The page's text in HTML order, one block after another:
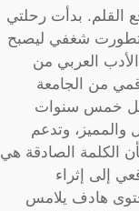
القلم. بدأت رحلتي
شغفي ليصبح
العربي من
من الجامعة
خمس سنوات
والمميز، وتدعم
الكلمة الصادقة هي
إلى إثراء
هادف يلامس